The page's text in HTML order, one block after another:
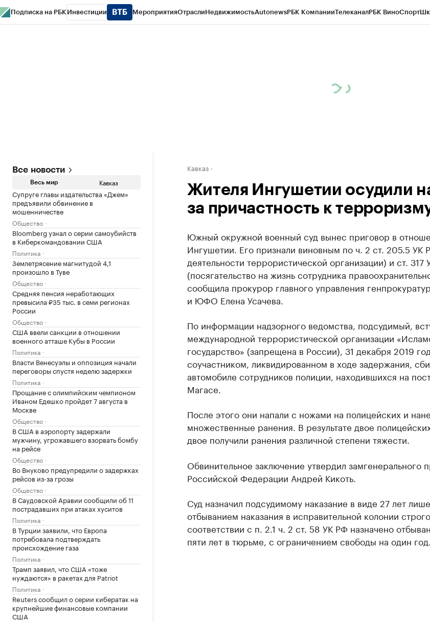
Подписка на РБК Инвестиции МероприятияОтраслиНедвижимостьAutonewsРБК КомпанииТелеканалРБК ВиноСпорт
Все новости
Весь мир Кавказ
Супруге главы издательства «Джем»
предъявили обвинение в
мошенничестве
Общество
Bloomberg узнал о серии самоубийств
в Киберкомандовании США
Политика
Землетрясение магнитудой 4,1
произошло в Туве
Общество
Средняя пенсия неработающих
превысила ₽35 тыс. в семи регионах
России
Общество
США ввели санкции в отношении
военного атташе Кубы в России
Политика
Власти Венесуэлы и оппозиция начали
переговоры спустя неделю задержки
Политика
Прощание с олимпийским чемпионом
Иваном Едешко пройдет 7 августа в
Москве
Общество
В США в аэропорту задержали
мужчину, угрожавшего взорвать бомбу
на рейсе
Общество
Во Внуково предупредили о задержках
рейсов из-за грозы
Общество
В Саудовской Аравии сообщили об 11
пострадавших при атаках хуситов
Политика
В Турции заявили, что Европа
потребовала подтверждать
происхождение газа
Политика
Трамп заявил, что США «тоже
нуждаются» в ракетах для Patriot
Политика
Reuters сообщил о серии кибератак на
крупнейшие финансовые компании
США
Кавказ
Жителя Ингушетии осудили
за причастность к
Южный окружной военный суд вынес приговор в
Ингушетии. Его признали виновным по ч. 2 ст. 205.5 УК
деятельности террористической организации) и ст. 317
(посягательство на жизнь сотрудника
сообщила прокурор главного управления
и ЮФО Елена Усачева.
По информации надзорного ведомства, подсудимый,
международной террористической организации
государство» (запрещена в России), 31 декабря 2019
соучастником, ликвидированном в ходе задержания,
автомобиле сотрудников полиции, находившихся на
Магасе.
После этого они напали с ножами на полицейских и
множественные ранения. В результате двое
двое получили ранения различной степени тяжести.
Обвинительное заключение утвердил замгенерального
Российской Федерации Андрей Кикоть.
Суд назначил подсудимому наказание в виде 27 лет
отбыванием наказания в исправительной колонии
соответствии с п. 2.1 ч. 2 ст. 58 УК РФ назначено
пяти лет в тюрьме, с ограничением свободы на один год.